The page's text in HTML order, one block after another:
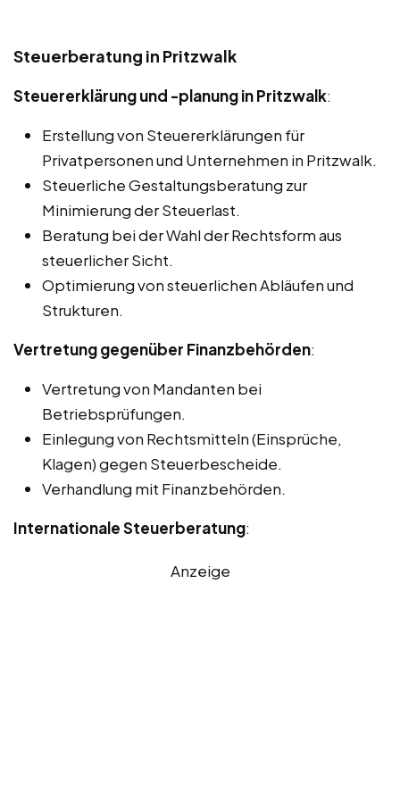
Steuerberatung in Pritzwalk
Steuererklärung und -planung in Pritzwalk:
Erstellung von Steuererklärungen für
Privatpersonen und Unternehmen in Pritzwalk.
Steuerliche Gestaltungsberatung zur
Minimierung der Steuerlast.
Beratung bei der Wahl der Rechtsform aus
steuerlicher Sicht.
Optimierung von steuerlichen Abläufen und
Strukturen.
Vertretung gegenüber Finanzbehörden:
Vertretung von Mandanten bei
Betriebsprüfungen.
Einlegung von Rechtsmitteln (Einsprüche,
Klagen) gegen Steuerbescheide.
Verhandlung mit Finanzbehörden.
Internationale Steuerberatung:
Anzeige